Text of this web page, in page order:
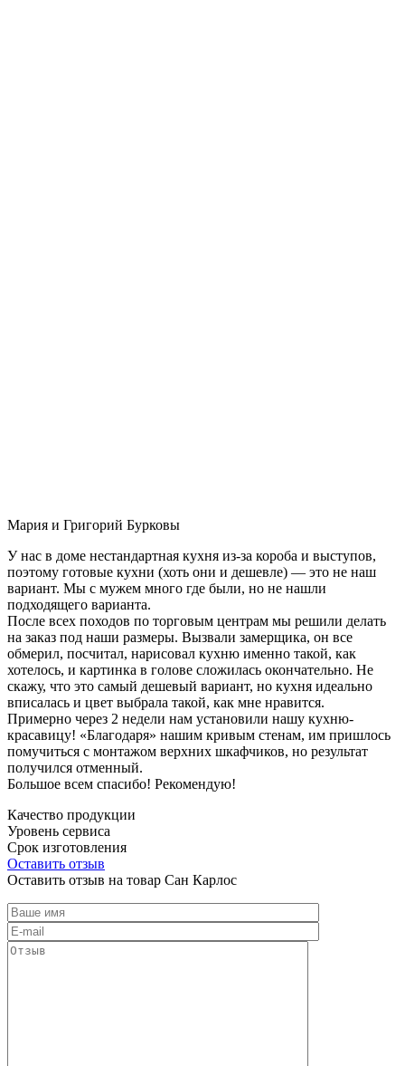
Мария и Григорий Бурковы
У нас в доме нестандартная кухня из-за короба и выступов,
поэтому готовые кухни (хоть они и дешевле) — это не наш
вариант. Мы с мужем много где были, но не нашли
подходящего варианта.
После всех походов по торговым центрам мы решили делать
на заказ под наши размеры. Вызвали замерщика, он все
обмерил, посчитал, нарисовал кухню именно такой, как
хотелось, и картинка в голове сложилась окончательно. Не
скажу, что это самый дешевый вариант, но кухня идеально
вписалась и цвет выбрала такой, как мне нравится.
Примерно через 2 недели нам установили нашу кухню-
красавицу! «Благодаря» нашим кривым стенам, им пришлось
помучиться с монтажом верхних шкафчиков, но результат
получился отменный.
Большое всем спасибо! Рекомендую!
Качество продукции
Уровень сервиса
Срок изготовления
Оставить отзыв
Оставить отзыв на товар Сан Карлос